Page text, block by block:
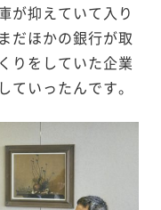
が抑えていて入り
だほかの銀行が取
りをしていた企業
いったんです。